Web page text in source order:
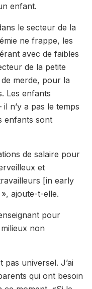
enfant.
le secteur de la
ne frappe, les
avec de faibles
de la petite
merde, pour la
Les enfants
n’y a pas le temps
enfants sont
de salaire pour
et
[in early
ajoute-t-elle.
pour
non
pas universel. J’ai
qui ont besoin